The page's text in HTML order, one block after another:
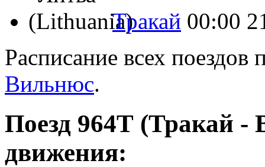
Тракай 00:00
Расписание всех
Вильнюс.
Поезд 964Т (Тракай -
движения: